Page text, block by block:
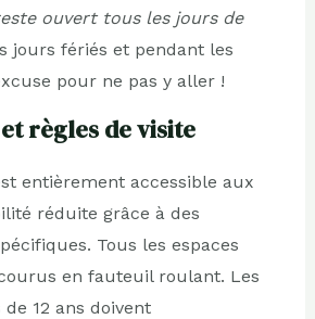
ouvert tous les jours de
jours fériés et pendant les
pour ne pas y aller !
règles de visite
entièrement accessible aux
réduite grâce à des
Tous les espaces
en fauteuil roulant. Les
12 ans doivent